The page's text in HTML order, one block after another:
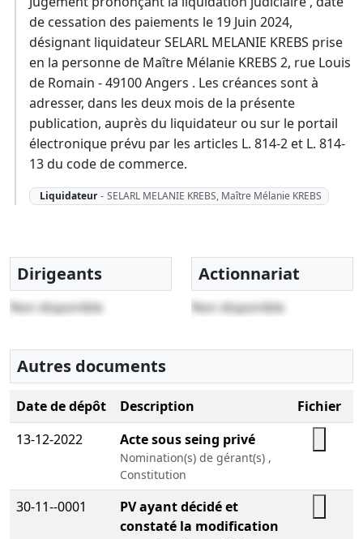
de cessation des paiements le 19 Juin 2024,
désignant liquidateur SELARL MELANIE KREBS prise
en la personne de Maître Mélanie KREBS 2, rue Louis
de Romain - 49100 Angers . Les créances sont à
adresser, dans les deux mois de la présente
publication, auprès du liquidateur ou sur le portail
électronique prévu par les articles L. 814-2 et L. 814-
13 du code de commerce.
Liquidateur - SELARL MELANIE KREBS, Maître Mélanie KREBS
Dirigeants
Non disponible
Actionnariat
Non disponible
Autres documents
Date de dépôt Description
Fichier
13-12-2022
Acte sous seing privé
Nomination(s) de gérant(s) ,
Constitution
30-11--0001
PV ayant décidé et
constaté la modification